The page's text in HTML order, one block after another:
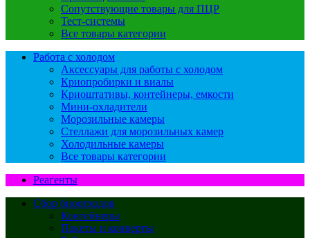
Сопутствующие товары для ПЦР
Тест-системы
Все товары категории
Работа с холодом
Аксессуары для работы с холодом
Криопробирки и виалы
Криоштативы, контейнеры, емкости
Мини-охладители
Морозильные камеры
Стеллажи для морозильных камер
Холодильные камеры
Все товары категории
Реагенты
Сбор биоотходов
Контейнеры
Пакеты и конверты